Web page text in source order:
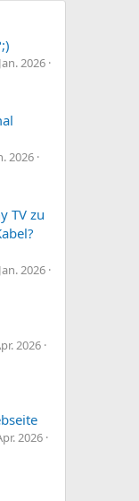
2026
2026
TV zu
2026
2026
2026